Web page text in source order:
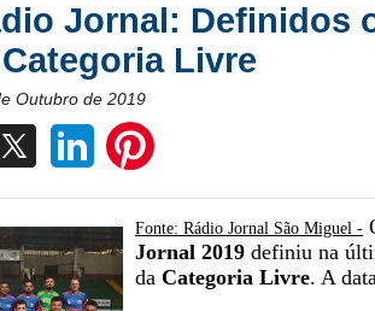
Jornal: Definidos
Livre
Outubro de 2019
Fonte: Rádio Jornal São Miguel -
Jornal 2019 definiu na
da Categoria Livre. A